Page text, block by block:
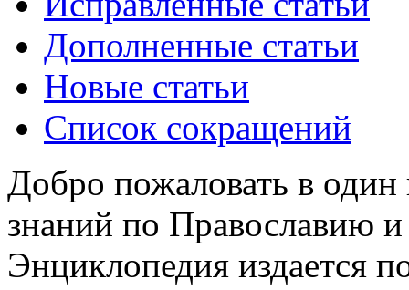
Дополненные статьи
Новые статьи
Список сокращений
Добро пожаловать в
знаний по Православию
Энциклопедия издается